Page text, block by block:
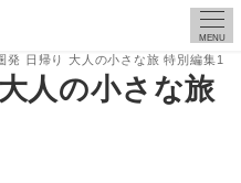
MENU
発 日帰り 大人の小さな旅 特別編集1
人の小さな旅